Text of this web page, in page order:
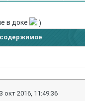
в доке
окт 2016, 11:49:36